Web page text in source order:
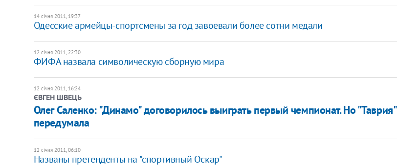
14 січня 2011, 19:37
Одесские армейцы-спортсмены за год завоевали более сотни медали
12 січня 2011, 22:30
ФИФА назвала символическую сборную мира
12 січня 2011, 16:24
ЄВГЕН ШВЕЦЬ
Олег Саленко: "Динамо" договорилось выиграть первый чемпионат. Но "Таврия"
передумала
12 січня 2011, 06:10
Названы претенденты на "спортивный Оскар"